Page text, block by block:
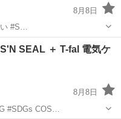
8月8日
#S…
＋ T-fal 電気ケ
8月8日
#ESG #SDGs COS…